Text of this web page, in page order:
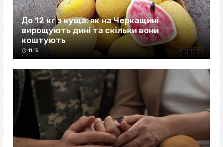
До 12 кг з куща: як на Черкащині
вирощують дині та скільки вони
коштують
11:15